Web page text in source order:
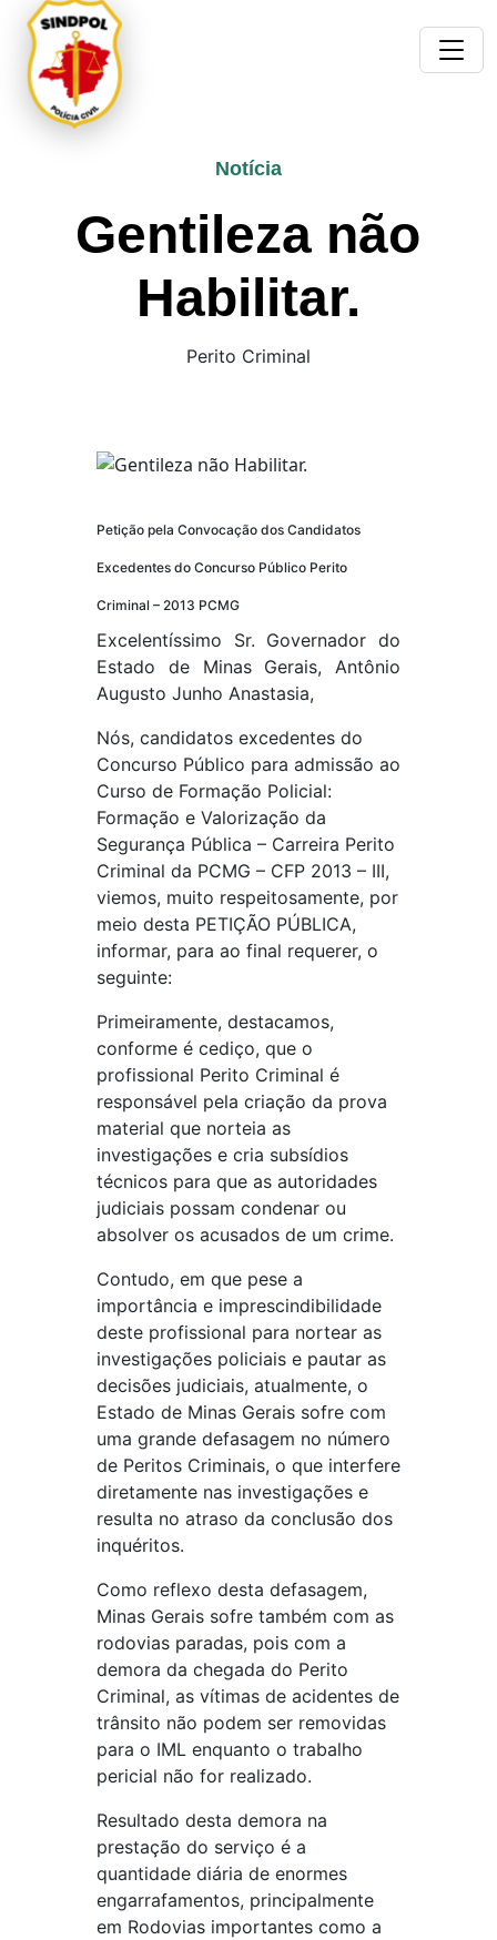
Notícia
Gentileza não
Habilitar.
Perito Criminal
Petição pela Convocação dos Candidatos
Excedentes do Concurso Público Perito
Criminal – 2013 PCMG
Excelentíssimo Sr. Governador do
Estado de Minas Gerais, Antônio
Augusto Junho Anastasia,
Nós, candidatos excedentes do
Concurso Público para admissão ao
Curso de Formação Policial:
Formação e Valorização da
Segurança Pública – Carreira Perito
Criminal da PCMG – CFP 2013 – III,
viemos, muito respeitosamente, por
meio desta PETIÇÃO PÚBLICA,
informar, para ao final requerer, o
seguinte:
Primeiramente, destacamos,
conforme é cediço, que o
profissional Perito Criminal é
responsável pela criação da prova
material que norteia as
investigações e cria subsídios
técnicos para que as autoridades
judiciais possam condenar ou
absolver os acusados de um crime.
Contudo, em que pese a
importância e imprescindibilidade
deste profissional para nortear as
investigações policiais e pautar as
decisões judiciais, atualmente, o
Estado de Minas Gerais sofre com
uma grande defasagem no número
de Peritos Criminais, o que interfere
diretamente nas investigações e
resulta no atraso da conclusão dos
inquéritos.
Como reflexo desta defasagem,
Minas Gerais sofre também com as
rodovias paradas, pois com a
demora da chegada do Perito
Criminal, as vítimas de acidentes de
trânsito não podem ser removidas
para o IML enquanto o trabalho
pericial não for realizado.
Resultado desta demora na
prestação do serviço é a
quantidade diária de enormes
engarrafamentos, principalmente
em Rodovias importantes como a